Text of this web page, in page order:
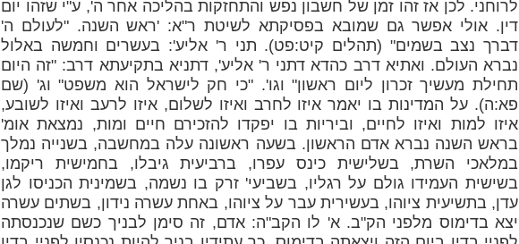
לרוחני. לכן אז זהו זמן של חשבון נפש והתחזקות בהליכה אחר ה', ע"י שזהו יום
דין. אולי אפשר גם שמובא בפסיקתא לשיטת ר"א: 'ראש השנה. "לעולם ה'
דברך נצב בשמים" (תהלים קיט:פט). תני ר' אליע': בעשרים וחמשה באלול
נברא העולם. ואתיא דרב כהדא דתני ר' אליע', דתניא בתקיעתא דרב: "זה היום
תחילת מעשיך זכרון ליום ראשון" וגו'. "כי חק לישראל הוא משפט" וג' (שם
פא:ה). על המדינות בו יאמר איזו לחרב ואיזו לשלום, איזו לרעב ואיזו לשובע,
איזו למות ואיזו לחיים, וביריות בו יפקדו להזכירם חיים ומות, נמצאת אומ'
בראש השנה נברא אדם הראשון. בשעה ראשונה עלה במחשבה, בשנייה נמלך
במלאכי השרת, בשלישית כינס עפרו, ברביעית גיבלו, בחמישית ריקמו,
בשישית העמידו גולם על רגליו, בשביעי' זרק בו נשמה, בשמינית הכניסו לגן
עדן, בתשיעית ציוהו, בעשירית עבר על ציוהו, באחת עשרה נידון, בשתים עשרה
יצא בדימוס מלפני הק"ב. א' לו הקב"ה: אדם, זה סימן לבניך כשם שנכנסתה